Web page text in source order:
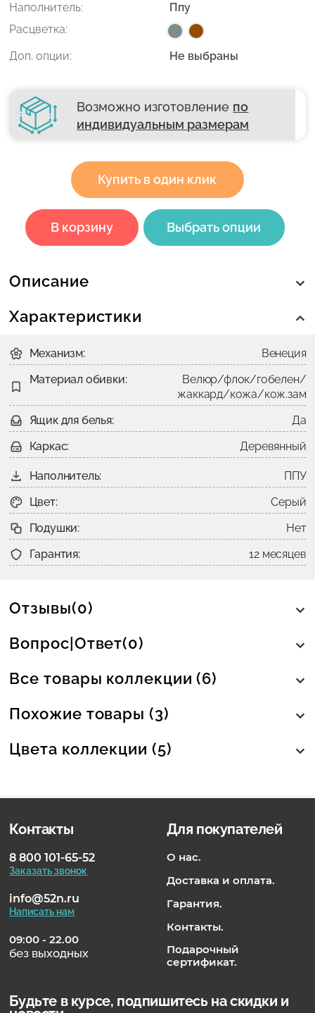
Наполнитель:
Ппу
Расцветка:
Доп. опции:
Не выбраны
Возможно изготовление по
индивидуальным размерам
Купить в один клик
В корзину Выбрать опции
Описание
Характеристики
Механизм:
Венеция
Материал обивки:
Велюр/флок/гобелен/
жаккард/кожа/кож.зам
Ящик для белья:
Да
Каркас:
Деревянный
Наполнитель:
ППУ
Цвет:
Серый
Подушки:
Нет
Гарантия:
12 месяцев
Отзывы(0)
Вопрос|Ответ(0)
Все товары коллекции (6)
Похожие товары (3)
Цвета коллекции (5)
Контакты
8 800 101-65-52
Заказать звонок
info@52n.ru
Написать нам
09:00 - 22.00
без выходных
Для покупателей
О нас.
Доставка и оплата.
Гарантия.
Контакты.
Подарочный
сертификат.
Будьте в курсе, подпишитесь на скидки и